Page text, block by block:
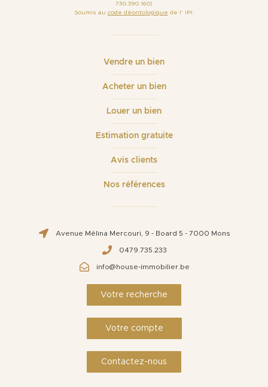
730.390.160)
Soumis au code déontologique de l’ IPI.
Vendre un bien
Acheter un bien
Louer un bien
Estimation gratuite
Avis clients
Nos références
Avenue Mélina Mercouri, 9 - Board 5 - 7000 Mons
0479.735.233
info@house-immobilier.be
Votre recherche
Votre compte
Contactez-nous